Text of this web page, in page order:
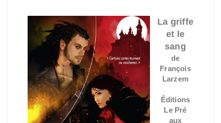
La griffe
et le
sang
de
François
Larzem
Éditions
Le Pré
aux